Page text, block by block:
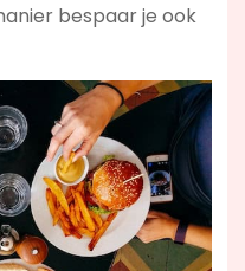
bespaar je ook